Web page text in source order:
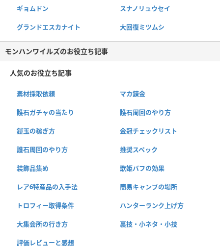
ギョムドン スナノリュウセイ
グランドエスカナイト 大回復ミツムシ
モンハンワイルズのお役立ち記事
人気のお役立ち記事
素材採取依頼 マカ錬金
護石ガチャの当たり 護石周回のやり方
鎧玉の稼ぎ方 金冠チェックリスト
護石周回のやり方 推奨スペック
装飾品集め 歌姫バフの効果
レア6特産品の入手法 簡易キャンプの場所
トロフィー取得条件 ハンターランク上げ方
大集会所の行き方 裏技・小ネタ・小技
評価レビューと感想